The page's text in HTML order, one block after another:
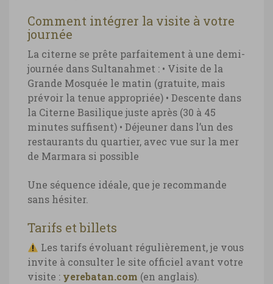
Comment intégrer la visite à votre
journée
La citerne se prête parfaitement à une demi-
journée dans Sultanahmet : • Visite de la
Grande Mosquée le matin (gratuite, mais
prévoir la tenue appropriée) • Descente dans
la Citerne Basilique juste après (30 à 45
minutes suffisent) • Déjeuner dans l’un des
restaurants du quartier, avec vue sur la mer
de Marmara si possible
Une séquence idéale, que je recommande
sans hésiter.
Tarifs et billets
Les tarifs évoluant régulièrement, je vous
invite à consulter le site officiel avant votre
visite : yerebatan.com (en anglais).